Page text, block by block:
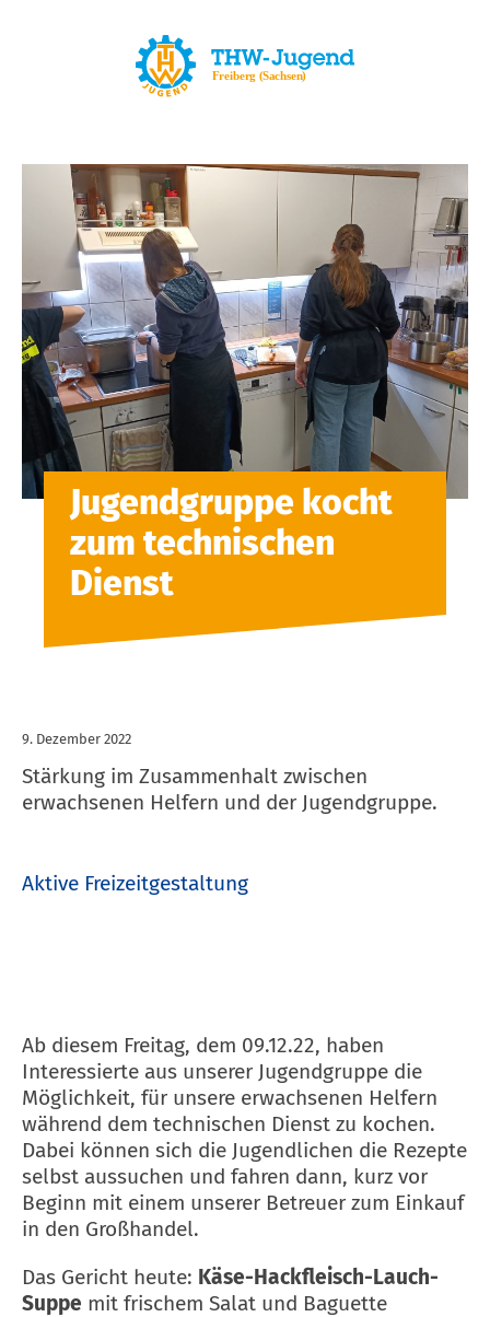
Jugendgruppe kocht
zum technischen
Dienst
9. Dezember 2022
Stärkung im Zusammenhalt zwischen
erwachsenen Helfern und der Jugendgruppe.
Aktive Freizeitgestaltung
Ab diesem Freitag, dem 09.12.22, haben
Interessierte aus unserer Jugendgruppe die
Möglichkeit, für unsere erwachsenen Helfern
während dem technischen Dienst zu kochen.
Dabei können sich die Jugendlichen die Rezepte
selbst aussuchen und fahren dann, kurz vor
Beginn mit einem unserer Betreuer zum Einkauf
in den Großhandel.
Das Gericht heute: Käse-Hackfleisch-Lauch-
Suppe mit frischem Salat und Baguette